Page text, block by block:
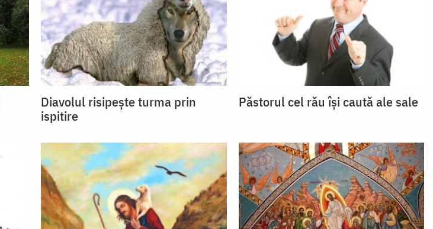
Diavolul risipeşte turma prin
ispitire
Păstorul cel rău își caută ale sale